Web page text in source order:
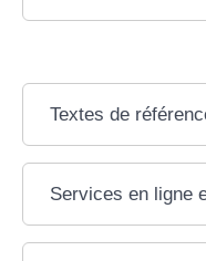
Textes de
Services en ligne